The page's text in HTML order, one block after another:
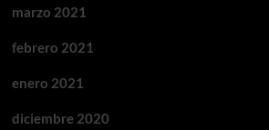
marzo 2021
febrero 2021
enero 2021
diciembre 2020